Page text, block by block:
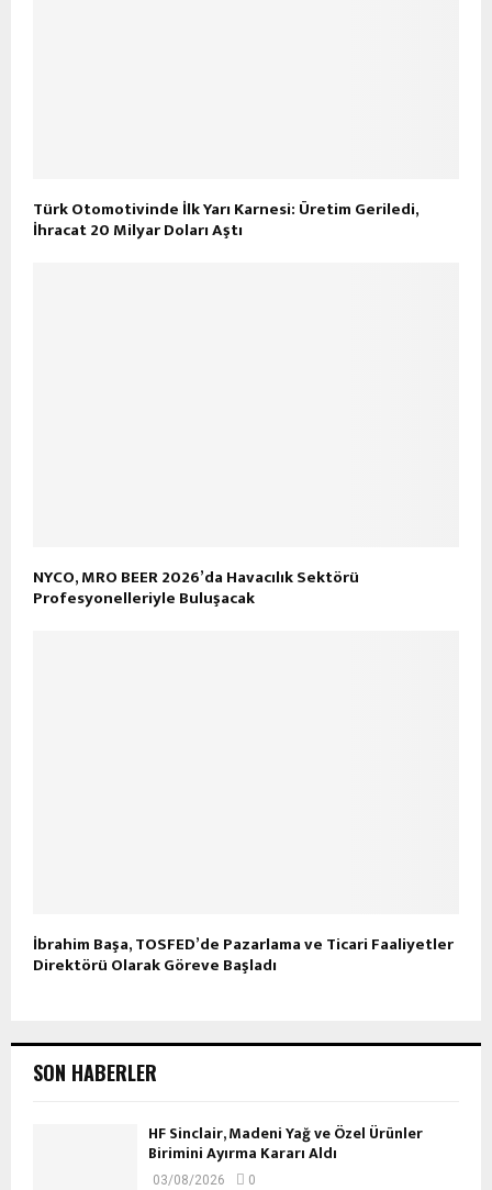
Türk Otomotivinde İlk Yarı Karnesi: Üretim Geriledi,
İhracat 20 Milyar Doları Aştı
NYCO, MRO BEER 2026’da Havacılık Sektörü
Profesyonelleriyle Buluşacak
İbrahim Başa, TOSFED’de Pazarlama ve Ticari Faaliyetler
Direktörü Olarak Göreve Başladı
SON HABERLER
HF Sinclair, Madeni Yağ ve Özel Ürünler
Birimini Ayırma Kararı Aldı
03/08/2026 0